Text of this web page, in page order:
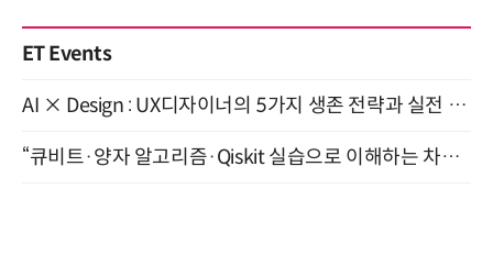
ET Events
AI × Design : UX디자이너의 5가지 생존 전략과 실전 대응 8월 28일 개최
“큐비트·양자 알고리즘·Qiskit 실습으로 이해하는 차세대 컴퓨팅” (8/28)